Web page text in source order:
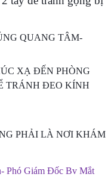
QUANG TÂM-
XẠ ĐẾN PHÒNG
TRÁNH ĐEO KÍNH
PHẢI LÀ NƠI KHÁM
Phó Giám Đốc Bv Mắt